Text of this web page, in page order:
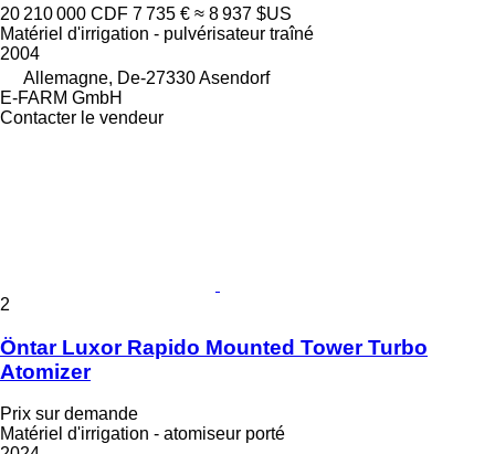
20 210 000 CDF 7 735 € ≈ 8 937 $US
Matériel d'irrigation - pulvérisateur traîné
2004
Allemagne, De-27330 Asendorf
E-FARM GmbH
Contacter le vendeur
2
Öntar Luxor Rapido Mounted Tower Turbo
Atomizer
Prix sur demande
Matériel d'irrigation - atomiseur porté